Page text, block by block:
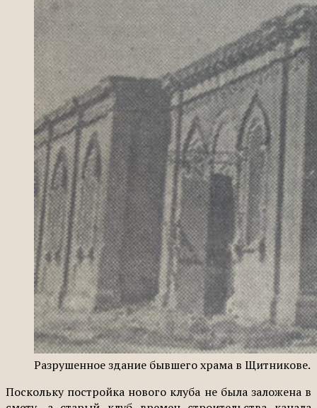
Разрушенное здание бывшего храма в Щитникове.
Поскольку постройка нового клуба не была заложена в